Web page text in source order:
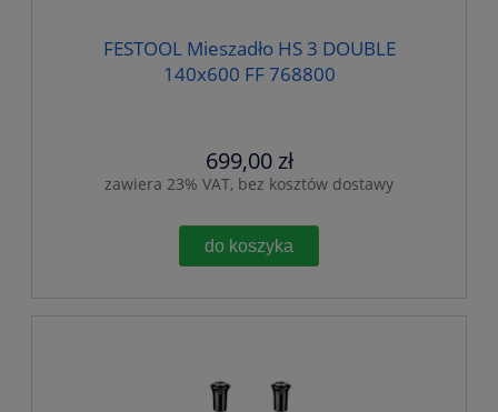
FESTOOL Mieszadło HS 3 DOUBLE
140x600 FF 768800
699,00 zł
zawiera 23% VAT, bez kosztów dostawy
do koszyka